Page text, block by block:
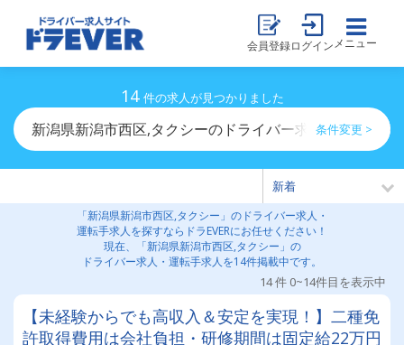
会員登録ログイン メニュー
14 件の求人が見つかりました
新潟県新潟市西区,タクシーのドライバー求人・運転手求
条件変更 >
「新潟県新潟市西区,タクシー」のドライバー求人・
運転手求人を探すならドラEVERにお任せください！
現在、「新潟県新潟市西区,タクシー」の
ドライバー求人・運転手求人を14件掲載中です。
14 件 0~14件目を表示中
【未経験からでも高収入＆安定を実現！】二種免
許取得費用は会社負担・研修期間は固定給22万円